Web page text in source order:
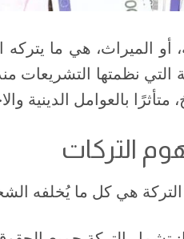
أو الميراث، هي ما
التي نظمتها التشريعات
متأثرًا بالعوامل الدينية
التركات
التركة هي كل ما يُخلفه